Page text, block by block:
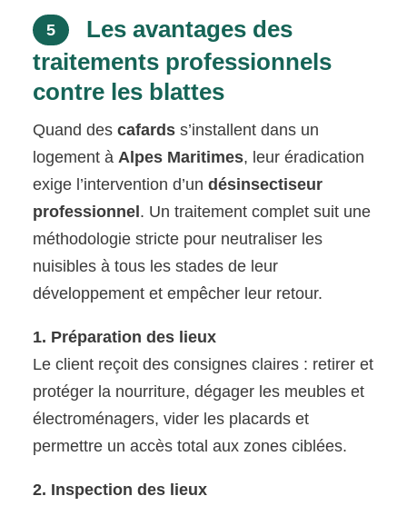
5
Les avantages des
traitements professionnels
contre les blattes
Quand descafards s’installent dans un
logement à Alpes Maritimes, leur éradication
exige l’intervention d’undésinsectiseur
professionnel. Un traitement complet suit une
méthodologie stricte pour neutraliser les
nuisibles à tous les stades de leur
développement et empêcher leur retour.
1. Préparation des lieux
Le client reçoit des consignes claires : retirer et
protéger la nourriture, dégager les meubles et
électroménagers, vider les placards et
permettre un accès total aux zones ciblées.
2. Inspection des lieux